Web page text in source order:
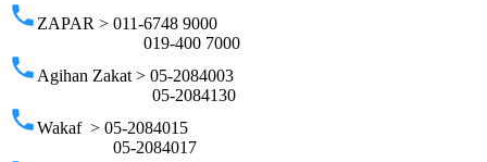
phone ZAPAR > 011-6748 9000
019-400 7000
phone Agihan Zakat > 05-2084003
05-2084130
phoneWakaf > 05-2084015
05-2084017